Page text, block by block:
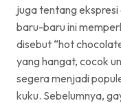
juga tentang
baru-baru ini
disebut “hot
yang hangat, cocok
segera menjadi
kuku. Sebelumnya,